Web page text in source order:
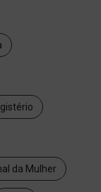
da Mulher